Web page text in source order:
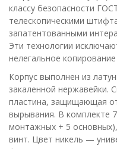
классу безопасности
телескопическими
запатентованными
Эти технологии
нелегальное
Корпус выполнен из
закаленной нержавейки.
пластина, защищающая
вырывания. В комплекте
монтажных + 5
винт. Цвет никель —